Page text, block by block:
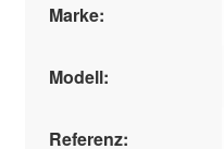
Marke:
Modell:
Referenz: